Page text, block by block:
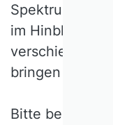
Spektrum an
im Hinblick auf
verschiedenen
bringen dürfen
Bitte beachten